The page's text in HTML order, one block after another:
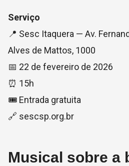
Serviço
📍 Sesc Itaquera — Av.
Alves de Mattos, 1000
📅 22 de fevereiro de 2026
⏰ 15h
🎟️ Entrada gratuita
🔗 sescsp.org.br
Musical sobre a